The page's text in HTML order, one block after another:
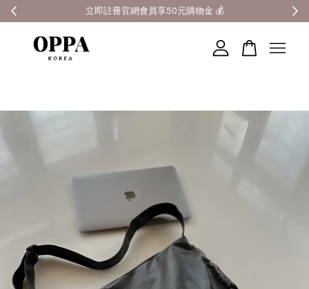
全館滿3000元超商免運 🚚
繼續購物